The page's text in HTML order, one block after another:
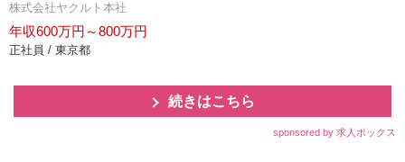
株式会社ヤクルト本社
年収600万円～800万円
正社員 / 東京都
続きはこちら
sponsored by 求人ボックス